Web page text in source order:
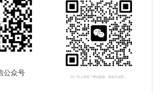
公众号